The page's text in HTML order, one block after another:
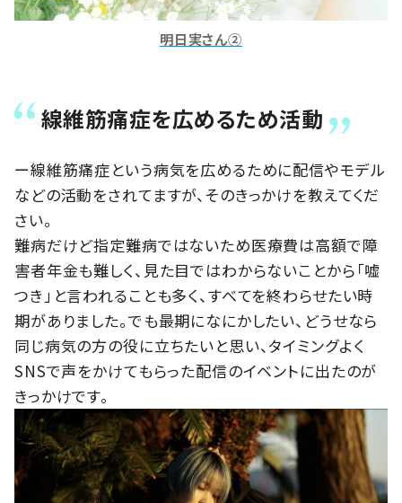
明日実さん②
線維筋痛症を広めるため活動
ー線維筋痛症という病気を広めるために配信やモデル
などの活動をされてますが、そのきっかけを教えてくだ
さい。
難病だけど指定難病ではないため医療費は高額で障
害者年金も難しく、見た目ではわからないことから「嘘
つき」と言われることも多く、すべてを終わらせたい時
期がありました。でも最期になにかしたい、どうせなら
同じ病気の方の役に立ちたいと思い、タイミングよく
SNSで声をかけてもらった配信のイベントに出たのが
きっかけです。